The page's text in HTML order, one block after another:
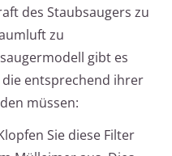
des Staubsaugers zu
zu
gibt es
entsprechend ihrer
müssen:
Sie diese Filter